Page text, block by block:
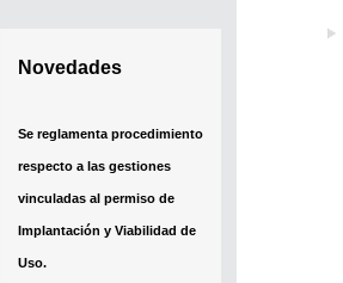
Novedades
Se reglamenta procedimiento
respecto a las gestiones
vinculadas al permiso de
Implantación y Viabilidad de
Uso.